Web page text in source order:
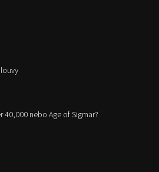
40,000 nebo Age of Sigmar?